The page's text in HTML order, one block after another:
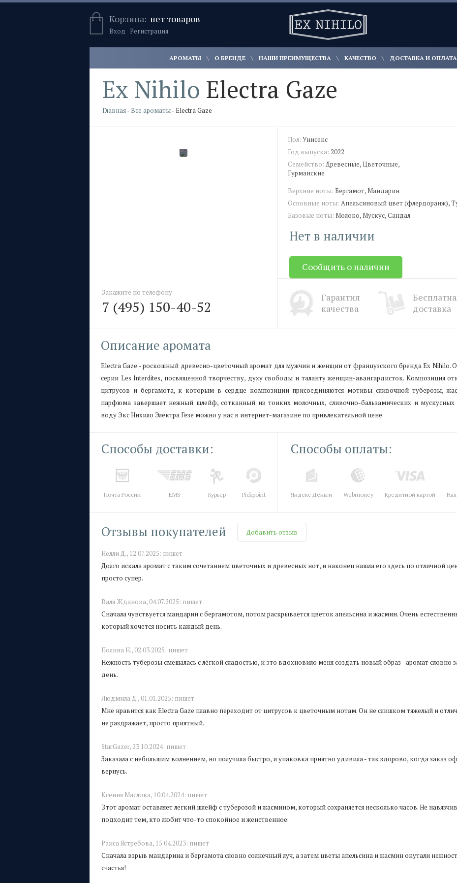
Корзина: нет товаров
Вход Регистрация
АРОМАТЫ О БРЕНДЕ НАШИ ПРЕИМУЩЕСТВА КАЧЕСТВО ДОСТАВКА И ОПЛАТА
Ex Nihilo Electra Gaze
Главная- Все ароматы- Electra Gaze
Закажите по телефону
7 (495) 150-40-52
Пол: Унисекс
Год выпуска: 2022
Семейство: Древесные, Цветочные,
Гурманские
Верхние ноты: Бергамот, Мандарин
Основные ноты: Апельсиновый цвет (флердоранж),
Базовые ноты: Молоко, Мускус, Сандал
Нет в наличии
Сообщить о наличии
Гарантия
качества
доставка
Описание аромата
Electra Gaze - роскошный древесно-цветочный аромат для мужчин и женщин от французского бренда Ex Nihilo.
серии Les Interdites, посвященной творчеству, духу свободы и таланту женщин-авангардисток. Композиция
цитрусов и бергамота, к которым в сердце композиции присоединяются мотивы сливочной туберозы,
парфюма завершает нежный шлейф, сотканный из тонких молочных, сливочно-бальзамических и
воду Экс Нихило Электра Гезе можно у нас в интернет-магазине по привлекательной цене.
Способы доставки:
Почта России EMS Курьер Pickpoint
Способы оплаты:
Яндекс Деньги Webmoney Кредитной картой
Отзывы покупателей Добавить отзыв
Нелли Д., 12.07.2025: пишет
Долго искала аромат с таким сочетанием цветочных и древесных нот, и наконец нашла его здесь по отличной
просто супер.
Валя Жданова, 04.07.2025: пишет
Сначала чувствуется мандарин с бергамотом, потом раскрывается цветок апельсина и жасмин. Очень
который хочется носить каждый день.
Полина Н., 02.03.2025: пишет
Нежность туберозы смешалась с лёгкой сладостью, и это вдохновило меня создать новый образ - аромат словно
день.
Людмила Д., 01.01.2025: пишет
Мне нравится как Electra Gaze плавно переходит от цитрусов к цветочным нотам. Он не слишком тяжелый и
не раздражает, просто приятный.
StarGazer, 23.10.2024: пишет
Заказала с небольшим волнением, но получила быстро, и упаковка приятно удивила - так здорово, когда заказ
вернусь.
Ксения Mаслова, 10.04.2024: пишет
Этот аромат оставляет легкий шлейф с туберозой и жасмином, который сохраняется несколько часов. Не
подходит тем, кто любит что-то спокойное и женственное.
Раиса Ястребова, 15.04.2023: пишет
Сначала взрыв мандарина и бергамота словно солнечный луч, а затем цветы апельсина и жасмин окутали
счастья!